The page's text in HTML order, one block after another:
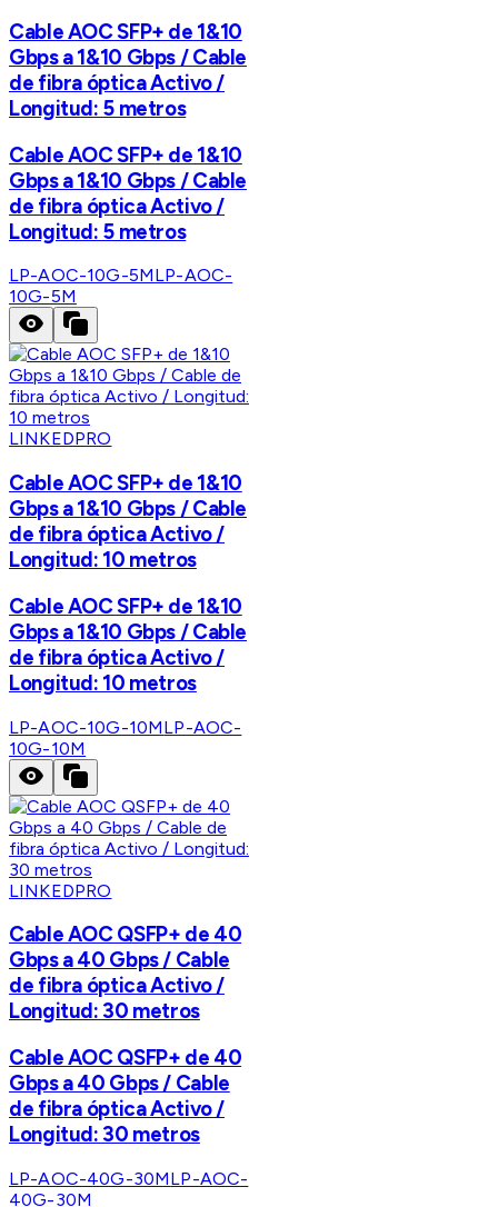
Cable AOC SFP+ de 1&10
Gbps a 1&10 Gbps / Cable
de fibra óptica Activo /
Longitud: 5 metros
Cable AOC SFP+ de 1&10
Gbps a 1&10 Gbps / Cable
de fibra óptica Activo /
Longitud: 5 metros
LP-AOC-10G-5MLP-AOC-
10G-5M
LINKEDPRO
Cable AOC SFP+ de 1&10
Gbps a 1&10 Gbps / Cable
de fibra óptica Activo /
Longitud: 10 metros
Cable AOC SFP+ de 1&10
Gbps a 1&10 Gbps / Cable
de fibra óptica Activo /
Longitud: 10 metros
LP-AOC-10G-10MLP-AOC-
10G-10M
LINKEDPRO
Cable AOC QSFP+ de 40
Gbps a 40 Gbps / Cable
de fibra óptica Activo /
Longitud: 30 metros
Cable AOC QSFP+ de 40
Gbps a 40 Gbps / Cable
de fibra óptica Activo /
Longitud: 30 metros
LP-AOC-40G-30MLP-AOC-
40G-30M